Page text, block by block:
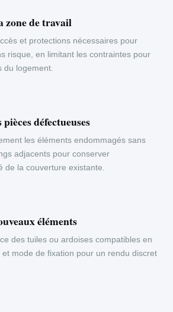
zone de travail
et protections nécessaires pour
risque, en limitant les contraintes pour
du logement.
défectueuses
les éléments endommagés sans
adjacents pour conserver
de la couverture existante.
éléments
des tuiles ou ardoises compatibles en
mode de fixation pour un rendu discret